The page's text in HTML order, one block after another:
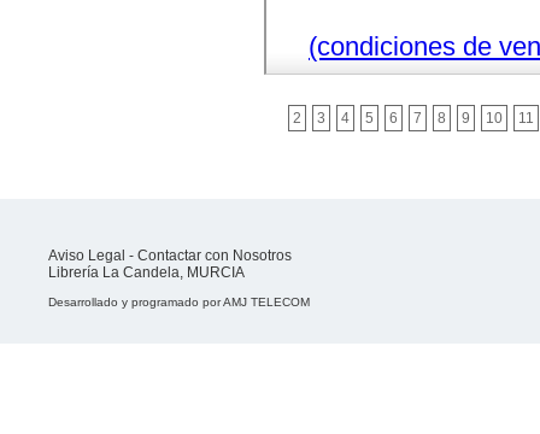
(condiciones de
2 3 4 5 6 7 8 9 10 11
Aviso Legal - Contactar con Nosotros
Librería La Candela, MURCIA
Desarrollado y programado porAMJ TELECOM